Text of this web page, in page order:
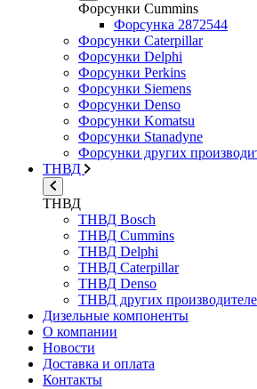
Форсунки Cummins
Форсунка 2872544
Форсунки Caterpillar
Форсунки Delphi
Форсунки Perkins
Форсунки Siemens
Форсунки Denso
Форсунки Komatsu
Форсунки Stanadyne
Форсунки других
ТНВД
ТНВД
ТНВД Bosch
ТНВД Cummins
ТНВД Delphi
ТНВД Caterpillar
ТНВД Denso
ТНВД других
Дизельные компоненты
О компании
Новости
Доставка и оплата
Контакты